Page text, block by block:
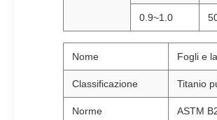
0.9~1.0
Nome Fogli e
Classificazione Titanio
Norme ASTM